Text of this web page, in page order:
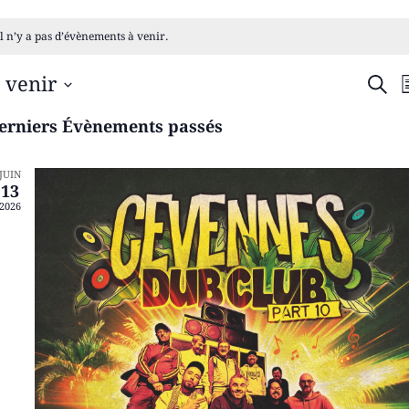
n’y a pas d’évènements à venir.
venir
Évènements passés
JUIN
13
2026